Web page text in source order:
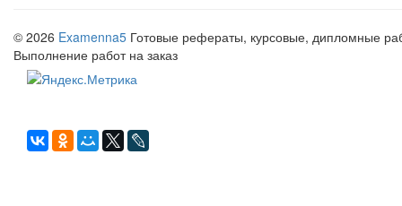
© 2026 Examenna5 Готовые рефераты, курсовые, дипломные
Выполнение работ на заказ